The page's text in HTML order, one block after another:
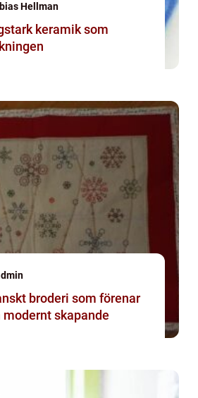
Hellman
keramik som
skapande